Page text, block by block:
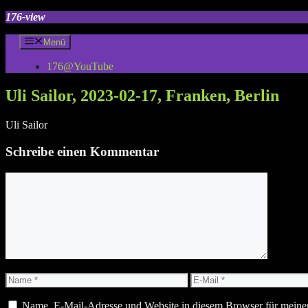
Zum
springen
176-view
Menü
176@YouTube
Uli Sailor, 2023-02-17, Franken, Berlin
Uli Sailor
Schreibe einen Kommentar
Name
E-
Mail
Name, E-Mail-Adresse und Website in diesem Browser für